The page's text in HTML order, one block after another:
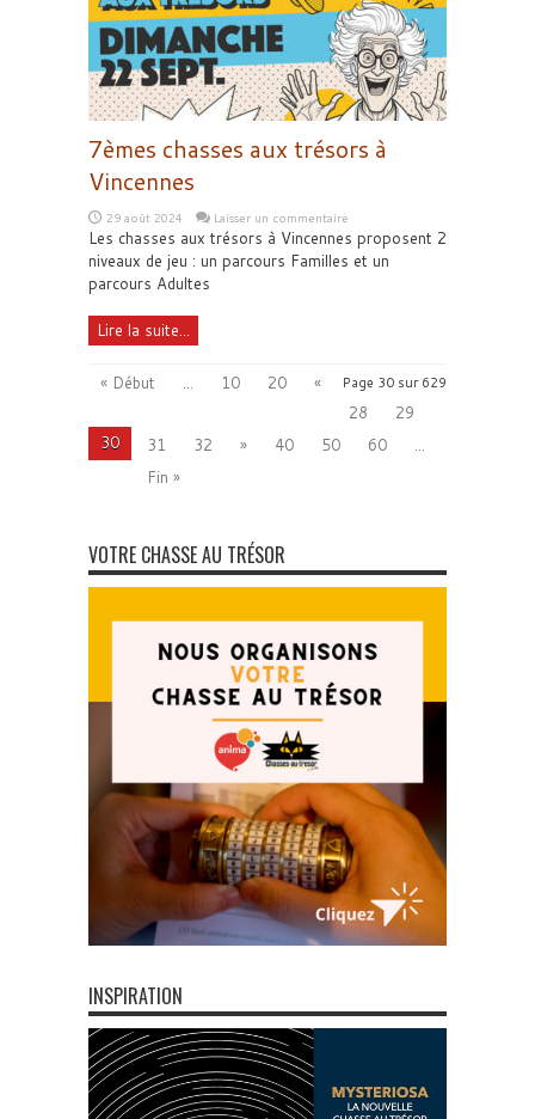
7èmes chasses aux trésors à
Vincennes
29 août 2024 Laisser un commentaire
Les chasses aux trésors à Vincennes proposent 2
niveaux de jeu : un parcours Familles et un
parcours Adultes
Lire la suite...
Page 30 sur 629
« Début ... 10 20
«
28
29
30
31 32 » 40 50 60
...
Fin »
VOTRE CHASSE AU TRÉSOR
INSPIRATION